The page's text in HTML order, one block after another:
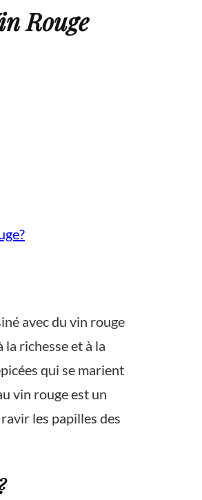
Rouge
avec du vin rouge
richesse et à la
qui se marient
vin rouge est un
les papilles des